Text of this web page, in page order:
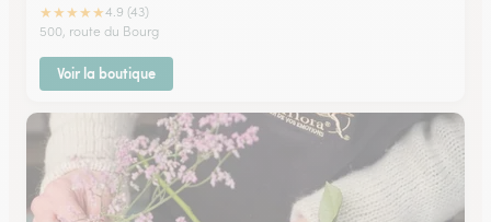
★★★★★4.9 (43)
500, route du Bourg
Voir la boutique